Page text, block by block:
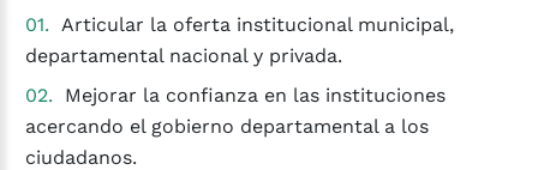
Articular la oferta institucional municipal,
departamental nacional y privada.
Mejorar la confianza en las instituciones
acercando el gobierno departamental a los
ciudadanos.